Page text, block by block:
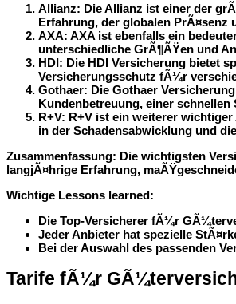
Allianz: Die Allianz ist einer der
Erfahrung, der globalen
AXA: AXA ist ebenfalls ein
unterschiedliche GrÃ¶ÃŸen und
HDI: Die HDI Versicherung bietet
Versicherungsschutz fÃ¼r
Gothaer: Die Gothaer
Kundenbetreuung, einer
R+V: R+V ist ein weiterer
in der Schadensabwicklung und
Zusammenfassung: Die wichtigsten
langjÃ¤hrige Erfahrung,
Wichtige Lessons learned:
Die Top-Versicherer fÃ¼r
Jeder Anbieter hat spezielle
Bei der Auswahl des passenden
Tarife fÃ¼r